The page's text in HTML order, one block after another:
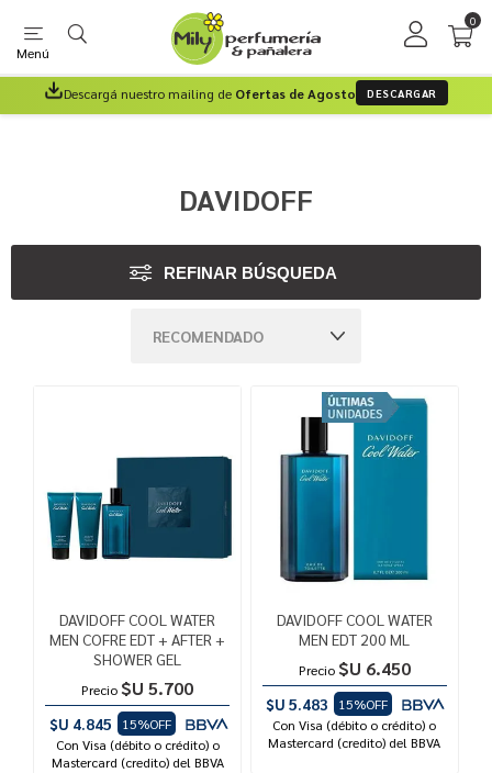
Menú
0
Descargá nuestro mailing de Ofertas de Agosto DESCARGAR
DAVIDOFF
REFINAR BÚSQUEDA
DAVIDOFF COOL WATER
MEN COFRE EDT + AFTER +
SHOWER GEL
Precio $U 5.700
$U 4.845
15%OFF
Con Visa (débito o crédito) o
Mastercard (credito) del BBVA
DAVIDOFF COOL WATER
MEN EDT 200 ML
Precio $U 6.450
$U 5.483
15%OFF
Con Visa (débito o crédito) o
Mastercard (credito) del BBVA